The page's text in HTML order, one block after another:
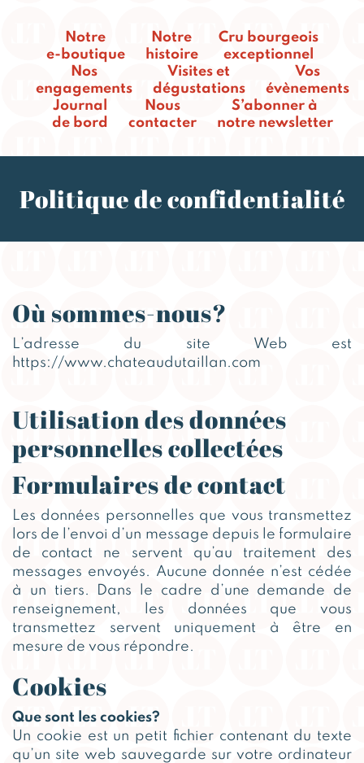
Notre
e-boutique
Notre
histoire
Cru bourgeois
exceptionnel
Nos
engagements
Visites et
dégustations
Vos
évènements
Journal
de bord
Nous
contacter
S’abonner à
notre newsletter
Politique de confidentialité
Où sommes-nous?
L’adresse du site Web est
https://www.chateaudutaillan.com
Utilisation des données
personnelles collectées
Formulaires de contact
Les données personnelles que vous transmettez
lors de l’envoi d’un message depuis le formulaire
de contact ne servent qu’au traitement des
messages envoyés. Aucune donnée n’est cédée
à un tiers. Dans le cadre d’une demande de
renseignement, les données que vous
transmettez servent uniquement à être en
mesure de vous répondre.
Cookies
Que sont les cookies?
Un cookie est un petit fichier contenant du texte
qu’un site web sauvegarde sur votre ordinateur